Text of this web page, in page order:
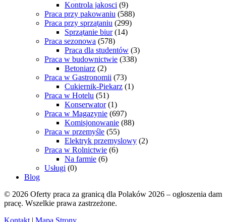
Kontrola jakosci (9)
Praca przy pakowaniu (588)
Praca przy sprzątaniu (299)
Sprzątanie biur (14)
Praca sezonowa (578)
Praca dla studentów (3)
Praca w budownictwie (338)
Betoniarz (2)
Praca w Gastronomii (73)
Cukiernik-Piekarz (1)
Praca w Hotelu (51)
Konserwator (1)
Praca w Magazynie (697)
Komisjonowanie (88)
Praca w przemyśle (55)
Elektryk przemyslowy (2)
Praca w Rolnictwie (6)
Na farmie (6)
Usługi (0)
Blog
© 2026 Oferty praca za granicą dla Polaków 2026 – ogłoszenia dam
pracę. Wszelkie prawa zastrzeżone.
Kontakt | Mapa Strony